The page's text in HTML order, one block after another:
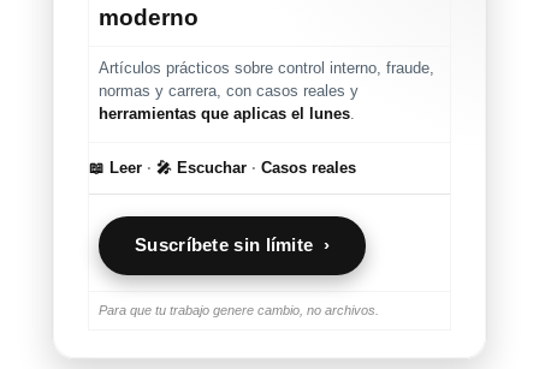
moderno
Artículos prácticos sobre control interno, fraude,
normas y carrera, con casos reales y
herramientas que aplicas el lunes.
📖 Leer · 🎤 Escuchar · Casos reales
Suscríbete sin límite ›
Para que tu trabajo genere cambio, no archivos.